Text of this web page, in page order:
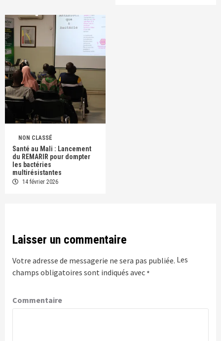
NON CLASSÉ
Santé au Mali : Lancement
du REMARIR pour dompter
les bactéries
multirésistantes
14 février 2026
Laisser un commentaire
Votre adresse de messagerie ne sera pas publiée. Les
champs obligatoires sont indiqués avec *
Commentaire